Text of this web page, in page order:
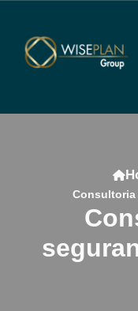
Consultoria
consultoria em